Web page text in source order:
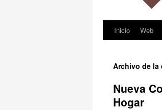
Saltar
contenido
Inicio Web
Archivo de la
Nueva
Hogar